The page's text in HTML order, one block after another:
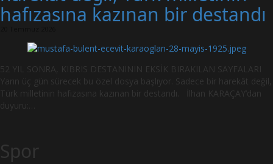
hafızasına kazınan bir destandı
52 YIL SONRA, KIBRIS DESTANININ EKSİK BIRAKILAN SAYFALARI
Yarın üç gün sürecek bu özel dosya başlıyor. Sadece bir harekât değil,
Türk milletinin hafızasına kazınan bir destandı. İlhan KARAÇAY’dan
duyuru:…
Spor